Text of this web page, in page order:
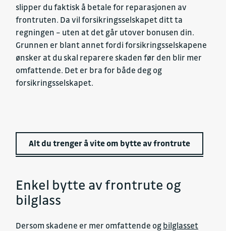
slipper du faktisk å betale for reparasjonen av
frontruten. Da vil forsikringsselskapet ditt ta
regningen – uten at det går utover bonusen din.
Grunnen er blant annet fordi forsikringsselskapene
ønsker at du skal reparere skaden før den blir mer
omfattende. Det er bra for både deg og
forsikringsselskapet.
Alt du trenger å vite om bytte av frontrute
Enkel bytte av frontrute og
bilglass
Dersom skadene er mer omfattende og bilglasset